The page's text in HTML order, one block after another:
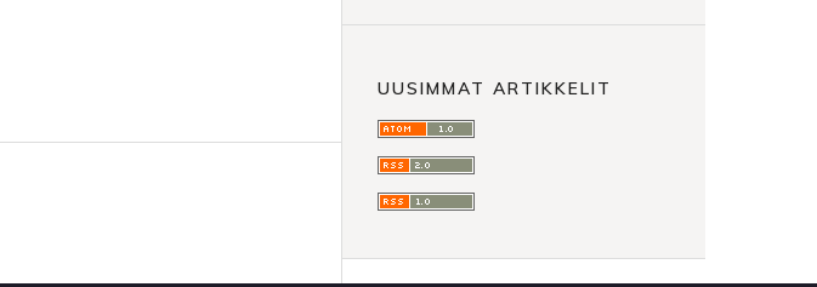
UUSIMMAT ARTIKKELIT